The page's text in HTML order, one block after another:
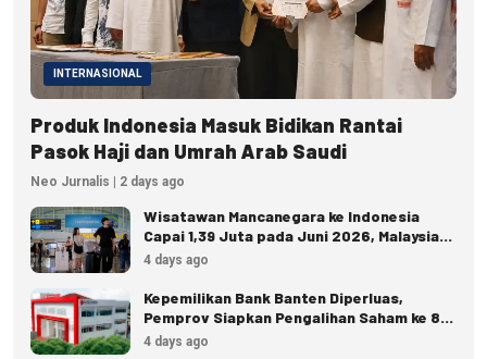
INTERNASIONAL
Produk Indonesia Masuk Bidikan Rantai
Pasok Haji dan Umrah Arab Saudi
Neo Jurnalis | 2 days ago
Wisatawan Mancanegara ke Indonesia
Capai 1,39 Juta pada Juni 2026, Malaysia
Terbanyak
4 days ago
Kepemilikan Bank Banten Diperluas,
Pemprov Siapkan Pengalihan Saham ke 8
Pemda
4 days ago